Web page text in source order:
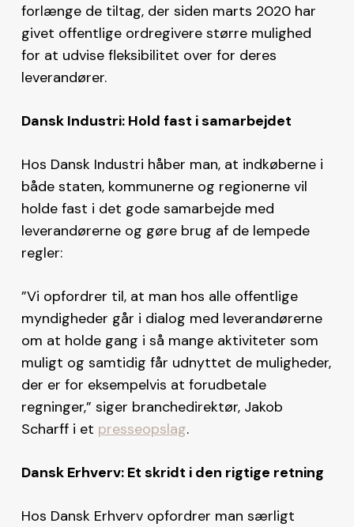
forlænge de tiltag, der siden marts 2020 har
givet offentlige ordregivere større mulighed
for at udvise fleksibilitet over for deres
leverandører.
Dansk Industri: Hold fast i samarbejdet
Hos Dansk Industri håber man, at indkøberne i
både staten, kommunerne og regionerne vil
holde fast i det gode samarbejde med
leverandørerne og gøre brug af de lempede
regler:
”Vi opfordrer til, at man hos alle offentlige
myndigheder går i dialog med leverandørerne
om at holde gang i så mange aktiviteter som
muligt og samtidig får udnyttet de muligheder,
der er for eksempelvis at forudbetale
regninger,” siger branchedirektør, Jakob
Scharff i et presseopslag.
Dansk Erhverv: Et skridt i den rigtige retning
Hos Dansk Erhverv opfordrer man særligt